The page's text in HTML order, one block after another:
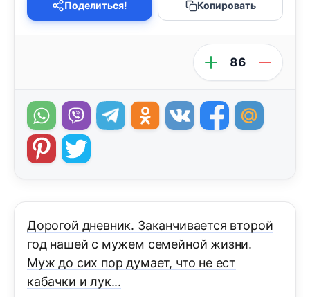
Поделиться! Копировать
86
Дорогой дневник. Заканчивается второй
год нашей с мужем семейной жизни.
Муж до сих пор думает, что не ест
кабачки и лук...